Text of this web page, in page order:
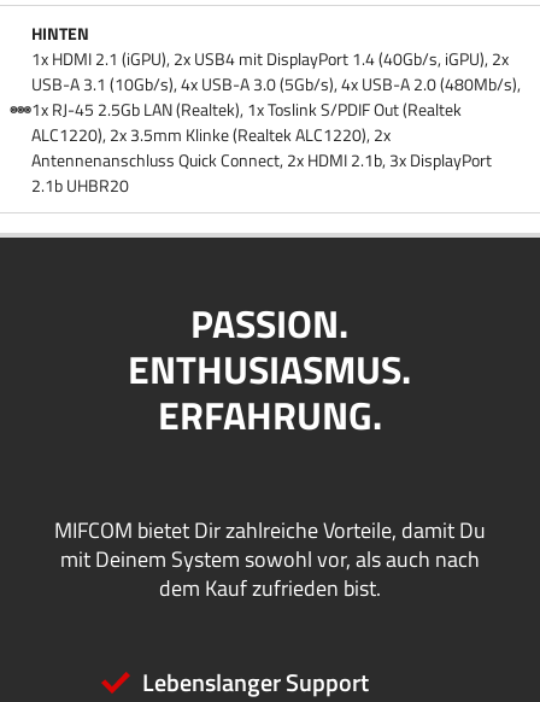
HINTEN
1x HDMI 2.1 (iGPU), 2x USB4 mit DisplayPort 1.4 (40Gb/​s, iGPU), 2x
USB-A 3.1 (10Gb/​s), 4x USB-A 3.0 (5Gb/​s), 4x USB-A 2.0 (480Mb/​s),
1x RJ-45 2.5Gb LAN (Realtek), 1x Toslink S/​PDIF Out (Realtek
ALC1220), 2x 3.5mm Klinke (Realtek ALC1220), 2x
Antennenanschluss Quick Connect, 2x HDMI 2.1b, 3x DisplayPort
2.1b UHBR20
PASSION.
ENTHUSIASMUS.
ERFAHRUNG.
MIFCOM bietet Dir zahlreiche Vorteile, damit Du
mit Deinem System sowohl vor, als auch nach
dem Kauf zufrieden bist.
Lebenslanger Support